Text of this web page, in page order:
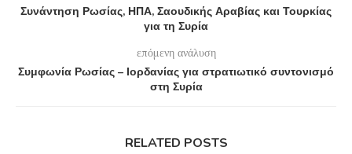
Συνάντηση Ρωσίας, ΗΠΑ, Σαουδικής Αραβίας και Τουρκίας
για τη Συρία
επόμενη ανάλυση
Συμφωνία Ρωσίας – Ιορδανίας για στρατιωτικό συντονισμό
στη Συρία
RELATED POSTS